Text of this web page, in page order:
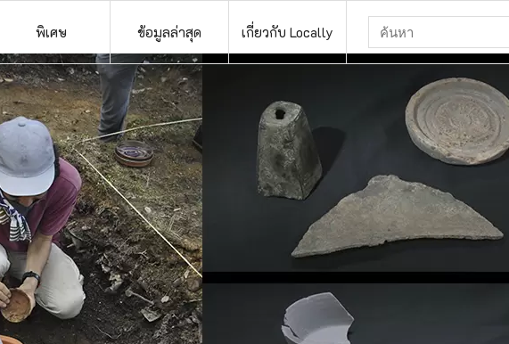
พิเศษ ข้อมูลล่าสุด เกี่ยวกับ Locally